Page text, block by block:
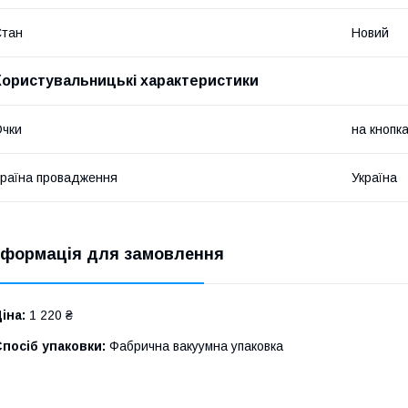
Новий
характеристики
на
провадження Україна
для замовлення
1 220 ₴
упаковки: Фабрична вакуумна упаковка